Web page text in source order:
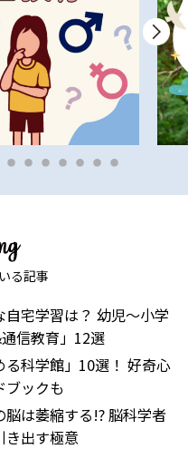
る記事
宅学習は？ 幼児〜小学
信教育」12選
科学館」10選！ 好奇心
ブックも
脳は萎縮する!? 脳科学者
き出す極意